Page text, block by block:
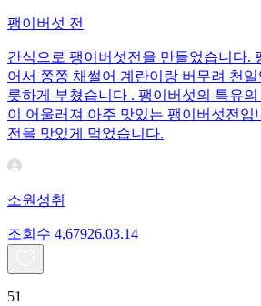
팽이버섯 전
간식으로 팽이버섯전을 만들었습니다.
어서 쫑쫑 채썰어 계란이랑 버무려 천
릇하게 부쳤습니다 . 팽이버섯의 특유
이 어울러져 아주 맛있는 팽이버섯전입
전을 맛있게 먹었습니다.
소원성취
조회수 4,67926.03.14
51